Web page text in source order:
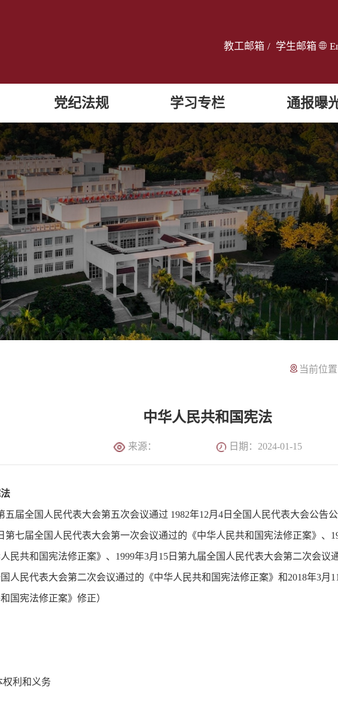
教工邮箱 / 学生邮箱
党纪法规 学习专栏 通报曝
当前位置
中华人民共和国宪法
来源： 日期：2024-01-15
五届全国人民代表大会第五次会议通过 1982年12月4日全国人民代表大会公告
第七届全国人民代表大会第一次会议通过的《中华人民共和国宪法修正案》、
民共和国宪法修正案》、1999年3月15日第九届全国人民代表大会第二次会议
人民代表大会第二次会议通过的《中华人民共和国宪法修正案》和2018年3月
国宪法修正案》修正）
权利和义务